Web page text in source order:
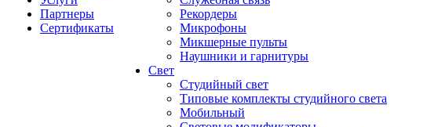
Партнеры
Сертификаты
Рекордеры
Микрофоны
Микшерные пульты
Наушники и гарнитуры
Свет
Студийный свет
Типовые комплекты студийного света
Мобильный